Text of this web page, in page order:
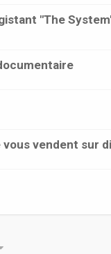
"The
vendent sur